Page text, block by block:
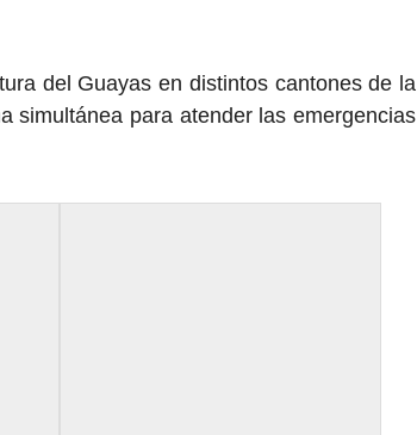
del Guayas en distintos cantones de la
simultánea para atender las emergencias